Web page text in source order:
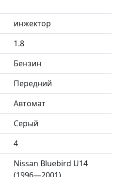
инжектор
1.8
Бензин
Передний
Автомат
Серый
4
Nissan Bluebird U14